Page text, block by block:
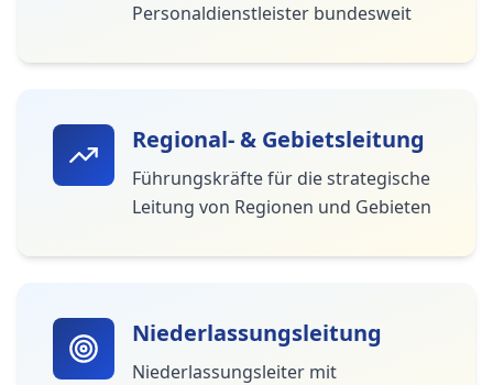
Personaldienstleister bundesweit
Regional- & Gebietsleitung
Führungskräfte für die strategische
Leitung von Regionen und Gebieten
Niederlassungsleitung
Niederlassungsleiter mit